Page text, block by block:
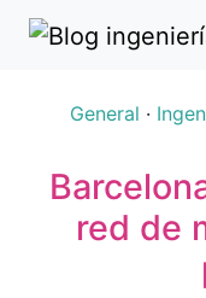
General ·
red de